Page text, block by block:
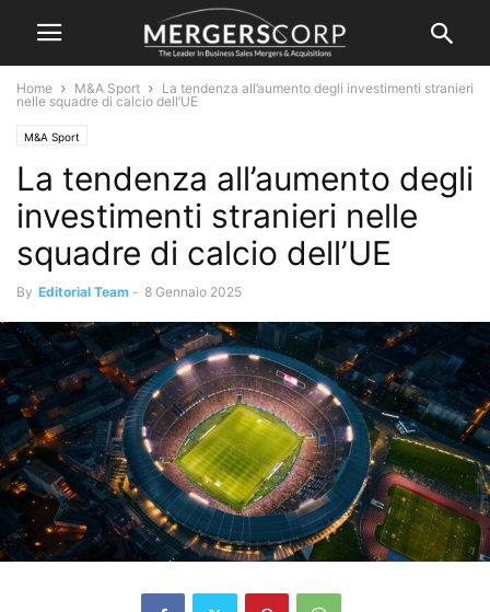
Home M&A Sport
La tendenza all’aumento degli investimenti stranieri
nelle squadre di calcio dell’UE
M&A Sport
La tendenza all’aumento degli
investimenti stranieri nelle
squadre di calcio dell’UE
By Editorial Team - 8 Gennaio 2025